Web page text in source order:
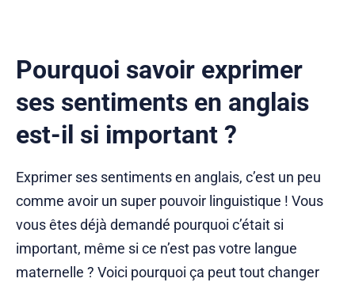
Pourquoi savoir exprimer
ses sentiments en anglais
est-il si important ?
Exprimer ses sentiments en anglais, c’est un peu
comme avoir un super pouvoir linguistique ! Vous
vous êtes déjà demandé pourquoi c’était si
important, même si ce n’est pas votre langue
maternelle ? Voici pourquoi ça peut tout changer